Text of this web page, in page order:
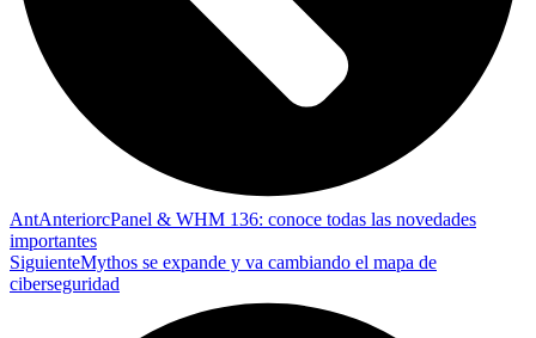
AntAnteriorcPanel & WHM 136: conoce todas las novedades
importantes
SiguienteMythos se expande y va cambiando el mapa de
ciberseguridad